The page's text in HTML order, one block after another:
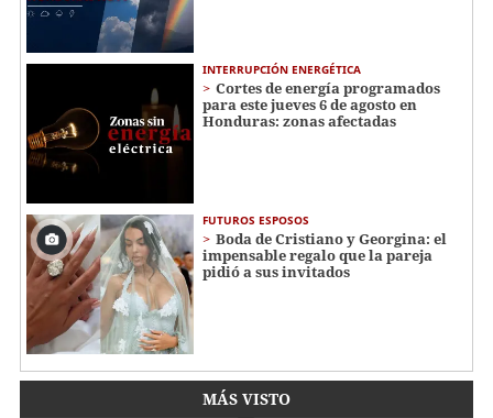
INTERRUPCIÓN ENERGÉTICA
Cortes de energía programados
para este jueves 6 de agosto en
Honduras: zonas afectadas
FUTUROS ESPOSOS
Boda de Cristiano y Georgina: el
impensable regalo que la pareja
pidió a sus invitados
MÁS VISTO